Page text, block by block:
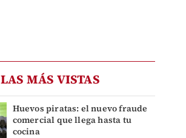
LAS MÁS VISTAS
Huevos piratas: el nuevo fraude
comercial que llega hasta tu
cocina